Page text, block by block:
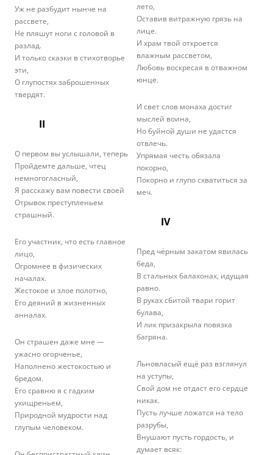
Уж не разбудит нынче на
рассвете,
Не пляшут ноги с головой в
разлад.
И только сказки в стихотворье
эти,
О глупостях заброшенных
твердят.
II
О первом вы услышали, теперь
Пройдемте дальше, чтец
немногогласный,
Я расскажу вам повести своей
Отрывок преступленьем
страшный.
Его участник, что есть главное
лицо,
Огромнее в физических
началах.
Жестокое и злое полотно,
Его деяний в жизненных
анналах.
Он страшен даже мне —
ужасно огорченье,
Наполнено жестокостью и
бредом.
Его сравню я с гадким
ухищреньем,
Природной мудрости над
глупым человеком.
лето,
Оставив витражную грязь на
лице.
И храм твой откроется
влажным рассветом,
Любовь воскресая в отважном
юнце.
И свет слов монаха достиг
мыслей воина,
Но буйной души не удастся
отвлечь.
Упрямая честь обязала
покорно,
Покорно и глупо схватиться за
меч.
IV
Пред чёрным закатом явилась
беда,
В стальных балахонах, идущая
равно.
В руках сбитой твари горит
булава,
И лик призакрыла повязка
багряна.
Льновласый ещё раз взглянул
на уступы,
Свой дом не отдаст его сердце
никак.
Пусть лучше ложатся на тело
разрубы,
Внушают пусть гордость, и
думает всяк: